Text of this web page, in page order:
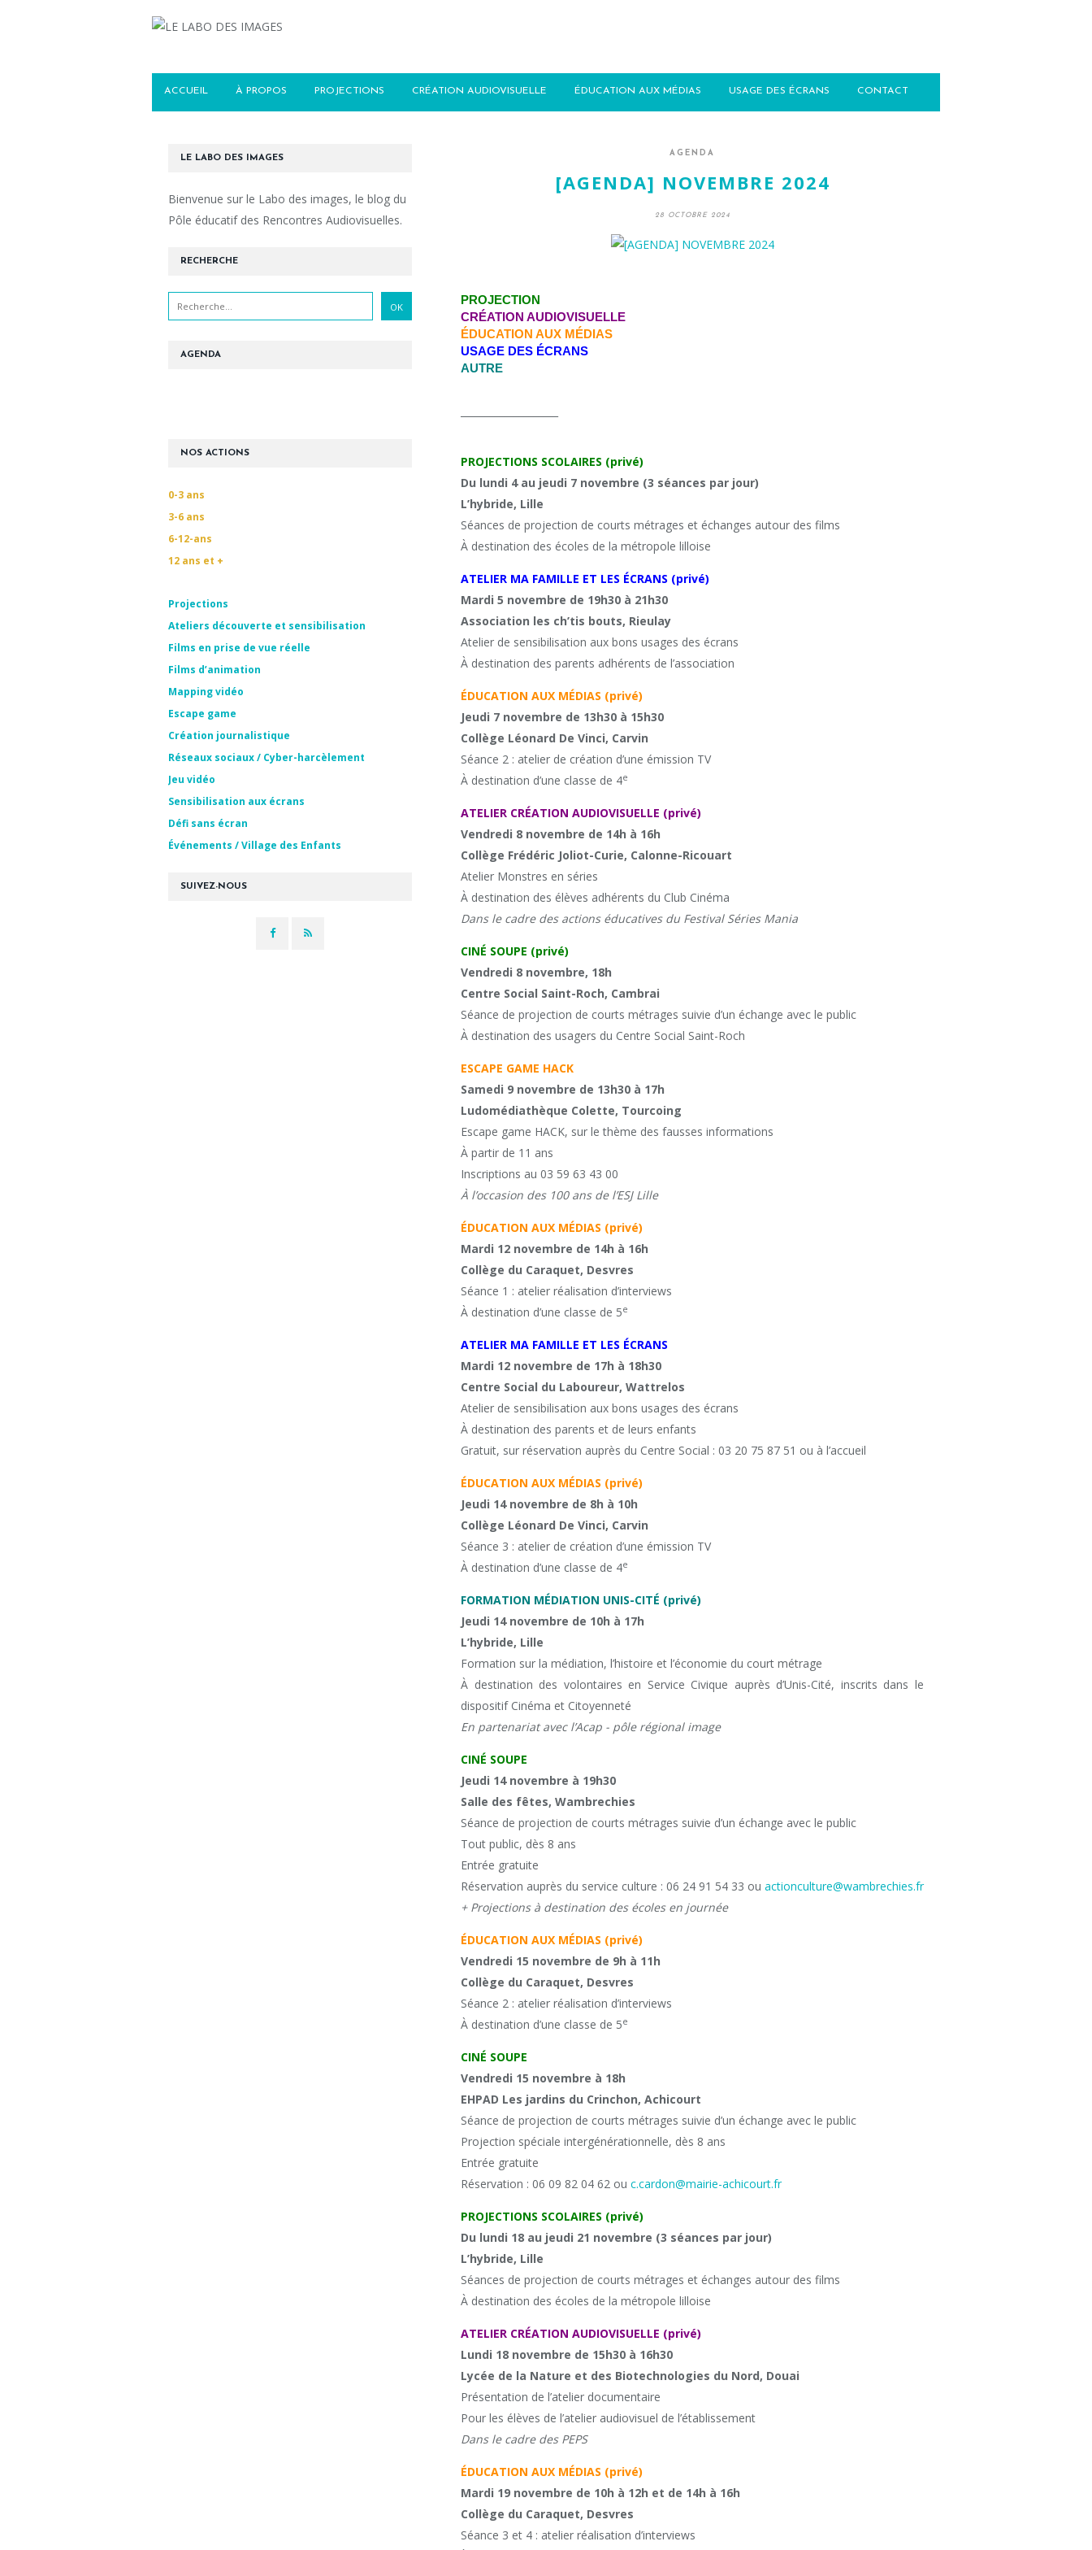
ACCUEIL À PROPOS PROJECTIONS CRÉATION AUDIOVISUELLE ÉDUCATION AUX MÉDIAS USAGE DES ÉCRANS CONTACT
AGENDA
[AGENDA] NOVEMBRE 2024
28 OCTOBRE 2024
PROJECTION
CRÉATION AUDIOVISUELLE
ÉDUCATION AUX MÉDIAS
USAGE DES ÉCRANS
AUTRE
PROJECTIONS SCOLAIRES (privé)
Du lundi 4 au jeudi 7 novembre (3 séances par jour)
L’hybride, Lille
Séances de projection de courts métrages et échanges autour des films
À destination des écoles de la métropole lilloise
ATELIER MA FAMILLE ET LES ÉCRANS (privé)
Mardi 5 novembre de 19h30 à 21h30
Association les ch’tis bouts, Rieulay
Atelier de sensibilisation aux bons usages des écrans
À destination des parents adhérents de l’association
ÉDUCATION AUX MÉDIAS (privé)
Jeudi 7 novembre de 13h30 à 15h30
Collège Léonard De Vinci, Carvin
Séance 2 : atelier de création d’une émission TV
À destination d’une classe de 4e
ATELIER CRÉATION AUDIOVISUELLE (privé)
Vendredi 8 novembre de 14h à 16h
Collège Frédéric Joliot-Curie, Calonne-Ricouart
Atelier Monstres en séries
À destination des élèves adhérents du Club Cinéma
Dans le cadre des actions éducatives du Festival Séries Mania
CINÉ SOUPE (privé)
Vendredi 8 novembre, 18h
Centre Social Saint-Roch, Cambrai
Séance de projection de courts métrages suivie d’un échange avec le public
À destination des usagers du Centre Social Saint-Roch
ESCAPE GAME HACK
Samedi 9 novembre de 13h30 à 17h
Ludomédiathèque Colette, Tourcoing
Escape game HACK, sur le thème des fausses informations
À partir de 11 ans
Inscriptions au 03 59 63 43 00
À l’occasion des 100 ans de l’ESJ Lille
ÉDUCATION AUX MÉDIAS (privé)
Mardi 12 novembre de 14h à 16h
Collège du Caraquet, Desvres
Séance 1 : atelier réalisation d’interviews
À destination d’une classe de 5e
ATELIER MA FAMILLE ET LES ÉCRANS
Mardi 12 novembre de 17h à 18h30
Centre Social du Laboureur, Wattrelos
Atelier de sensibilisation aux bons usages des écrans
À destination des parents et de leurs enfants
Gratuit, sur réservation auprès du Centre Social : 03 20 75 87 51 ou à l’accueil
ÉDUCATION AUX MÉDIAS (privé)
Jeudi 14 novembre de 8h à 10h
Collège Léonard De Vinci, Carvin
Séance 3 : atelier de création d’une émission TV
À destination d’une classe de 4e
FORMATION MÉDIATION UNIS-CITÉ (privé)
Jeudi 14 novembre de 10h à 17h
L’hybride, Lille
Formation sur la médiation, l’histoire et l’économie du court métrage
À destination des volontaires en Service Civique auprès d’Unis-Cité, inscrits dans le
dispositif Cinéma et Citoyenneté
En partenariat avec l’Acap - pôle régional image
CINÉ SOUPE
Jeudi 14 novembre à 19h30
Salle des fêtes, Wambrechies
Séance de projection de courts métrages suivie d’un échange avec le public
Tout public, dès 8 ans
Entrée gratuite
Réservation auprès du service culture : 06 24 91 54 33 ou actionculture@wambrechies.fr
+ Projections à destination des écoles en journée
ÉDUCATION AUX MÉDIAS (privé)
Vendredi 15 novembre de 9h à 11h
Collège du Caraquet, Desvres
Séance 2 : atelier réalisation d’interviews
À destination d’une classe de 5e
CINÉ SOUPE
Vendredi 15 novembre à 18h
EHPAD Les jardins du Crinchon, Achicourt
Séance de projection de courts métrages suivie d’un échange avec le public
Projection spéciale intergénérationnelle, dès 8 ans
Entrée gratuite
Réservation : 06 09 82 04 62 ou c.cardon@mairie-achicourt.fr
PROJECTIONS SCOLAIRES (privé)
Du lundi 18 au jeudi 21 novembre (3 séances par jour)
L’hybride, Lille
Séances de projection de courts métrages et échanges autour des films
À destination des écoles de la métropole lilloise
ATELIER CRÉATION AUDIOVISUELLE (privé)
Lundi 18 novembre de 15h30 à 16h30
Lycée de la Nature et des Biotechnologies du Nord, Douai
Présentation de l’atelier documentaire
Pour les élèves de l’atelier audiovisuel de l’établissement
Dans le cadre des PEPS
ÉDUCATION AUX MÉDIAS (privé)
Mardi 19 novembre de 10h à 12h et de 14h à 16h
Collège du Caraquet, Desvres
Séance 3 et 4 : atelier réalisation d’interviews
SUIVEZ-NOUS
RECHERCHE
LE LABO DES IMAGES
Bienvenue sur le Labo des images, le blog du
Pôle éducatif des Rencontres Audiovisuelles.
NOS ACTIONS
0-3 ans
3-6 ans
6-12-ans
12 ans et +
Projections
Ateliers découverte et sensibilisation
Films en prise de vue réelle
Films d’animation
Mapping vidéo
Escape game
Création journalistique
Réseaux sociaux / Cyber-harcèlement
Jeu vidéo
Sensibilisation aux écrans
Défi sans écran
Événements / Village des Enfants
AGENDA